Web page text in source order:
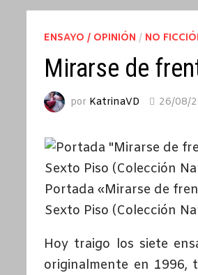
ENSAYO / OPINIÓN / NO
Mirarse de
por KatrinaVD 26/08/
Portada «Mirarse de
Sexto Piso (Colección
Hoy traigo los siete
originalmente en 1996,